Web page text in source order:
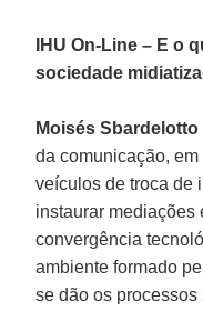
IHU On-Line – E o
sociedade
Moisés Sbardelotto
da comunicação,
veículos de troca de
instaurar mediações
convergência
ambiente formado
se dão os